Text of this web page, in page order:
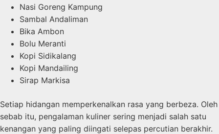
Nasi Goreng Kampung
Sambal Andaliman
Bika Ambon
Bolu Meranti
Kopi Sidikalang
Kopi Mandailing
Sirap Markisa
Setiap hidangan memperkenalkan rasa yang berbeza. Oleh
sebab itu, pengalaman kuliner sering menjadi salah satu
kenangan yang paling diingati selepas percutian berakhir.